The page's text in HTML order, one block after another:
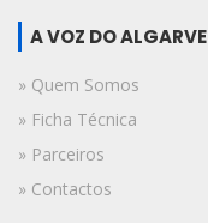
A VOZ DO ALGARVE
» Quem Somos
» Ficha Técnica
» Parceiros
» Contactos